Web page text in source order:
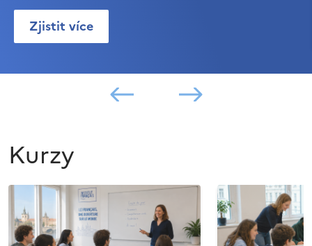
Zjistit více
Kurzy